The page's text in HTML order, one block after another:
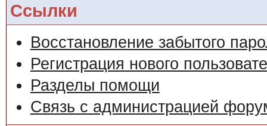
Ссылки
Восстановление забытого
Регистрация нового
Разделы помощи
Связь с администрацией